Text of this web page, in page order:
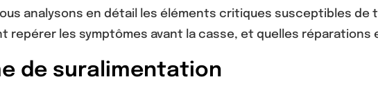
analysons en détail les éléments critiques susceptibles de
les symptômes avant la casse, et quelles réparations
de suralimentation